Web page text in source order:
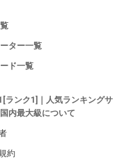
ター一覧
ド一覧
ランク1]｜人気ランキングサ
内最大級について
約